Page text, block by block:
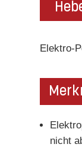
Elektro-
nicht